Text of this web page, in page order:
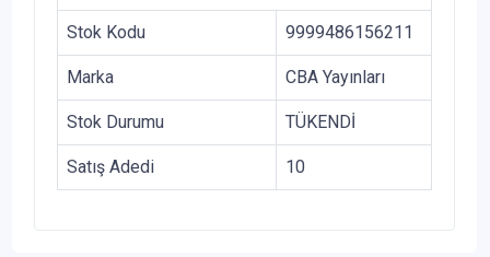
Stok Kodu 9999486156211
Marka CBA Yayınları
Stok Durumu TÜKENDİ
Satış Adedi 10